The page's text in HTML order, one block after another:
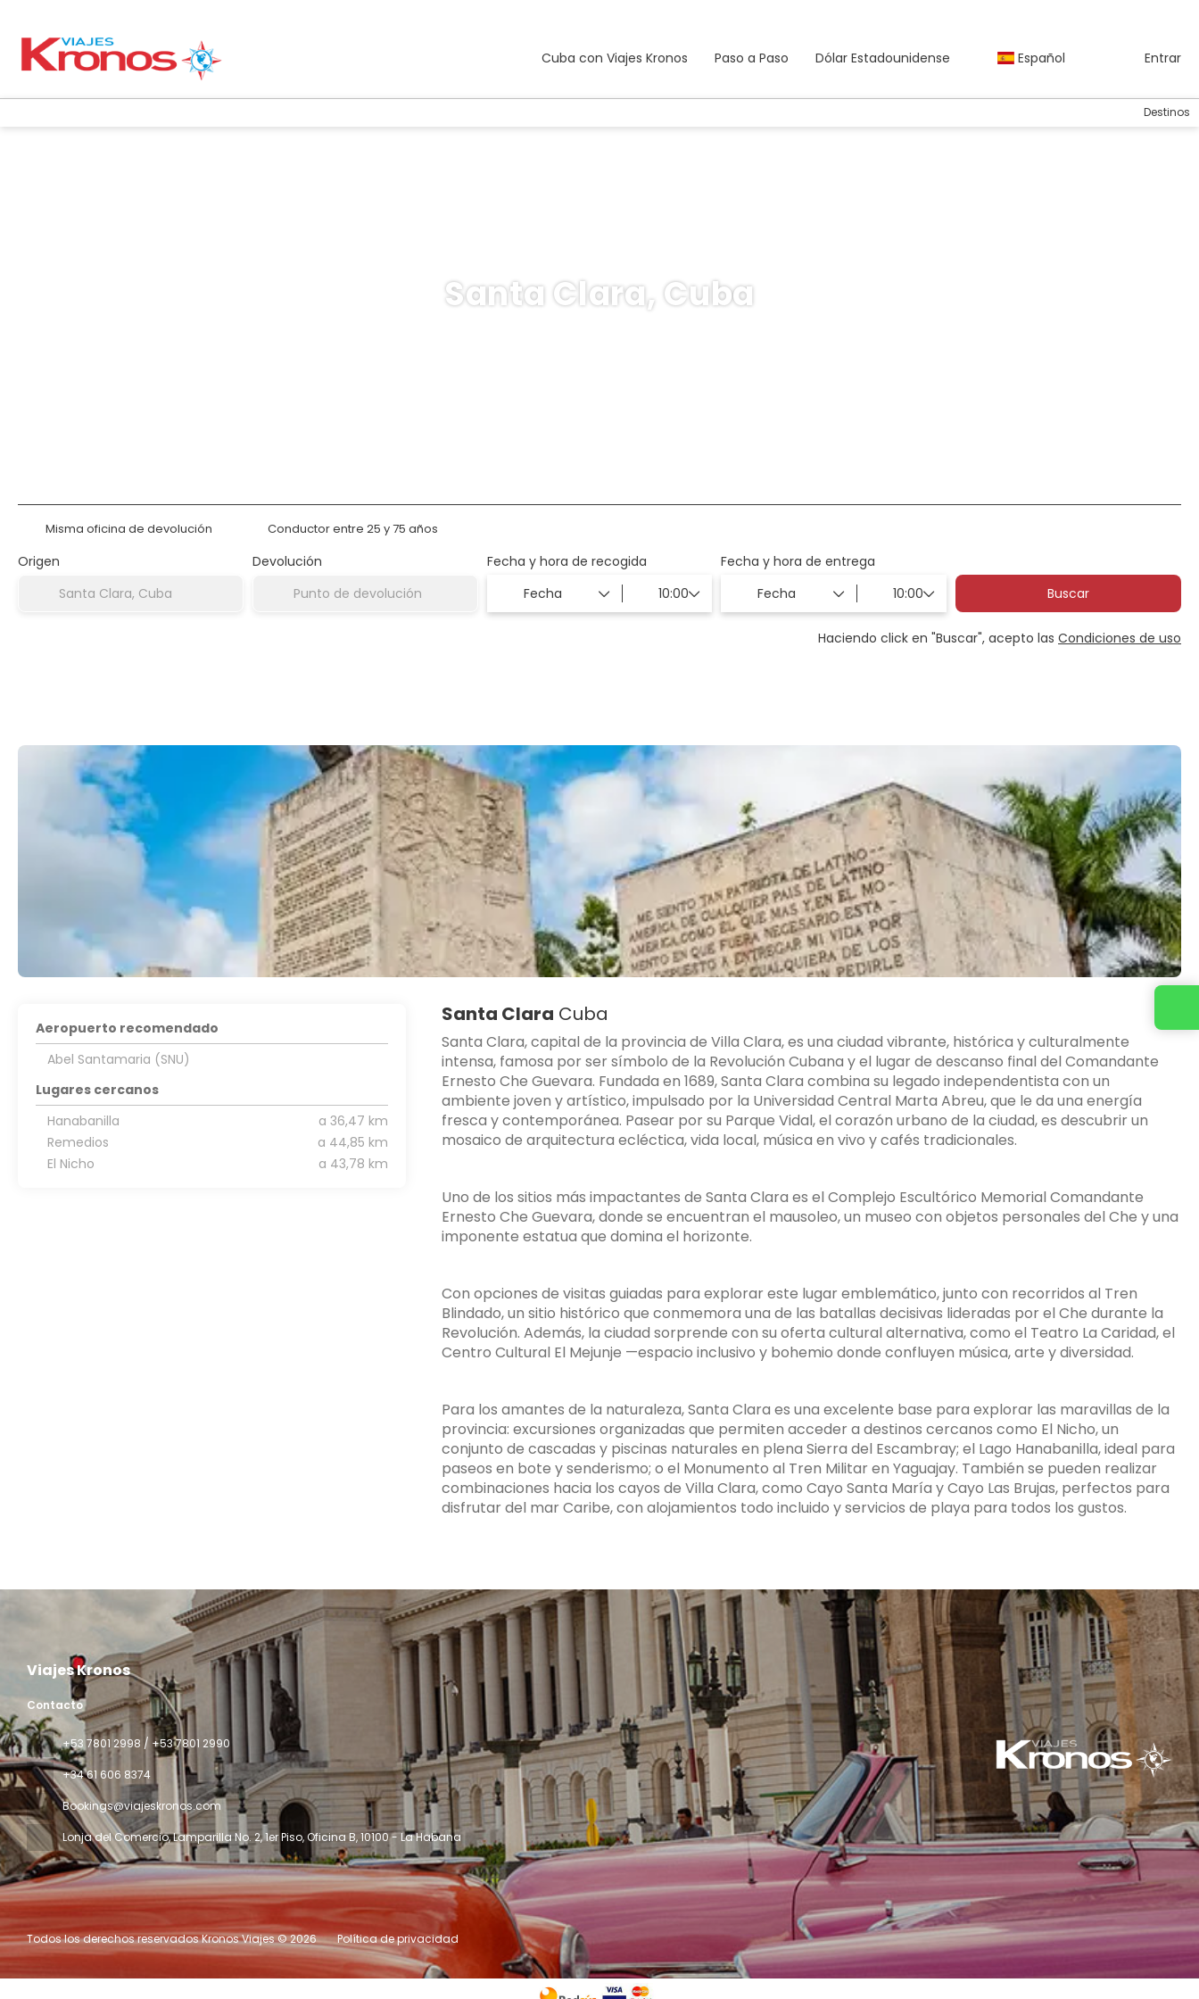
Cuba con Viajes Kronos Paso a Paso Dólar Estadounidense Español Entrar
Destinos
Santa Clara, Cuba
Misma oficina de devolución Conductor entre 25 y 75 años
Origen Devolución Fecha y hora de recogida
Fecha y hora de entrega
Buscar
Haciendo click en "Buscar", acepto las Condiciones de uso
Santa Clara Cuba
Santa Clara, capital de la provincia de Villa Clara, es una ciudad vibrante, histórica y culturalmente
intensa, famosa por ser símbolo de la Revolución Cubana y el lugar de descanso final del Comandante
Ernesto Che Guevara. Fundada en 1689, Santa Clara combina su legado independentista con un
ambiente joven y artístico, impulsado por la Universidad Central Marta Abreu, que le da una energía
fresca y contemporánea. Pasear por su Parque Vidal, el corazón urbano de la ciudad, es descubrir un
mosaico de arquitectura ecléctica, vida local, música en vivo y cafés tradicionales.
Uno de los sitios más impactantes de Santa Clara es el Complejo Escultórico Memorial Comandante
Ernesto Che Guevara, donde se encuentran el mausoleo, un museo con objetos personales del Che y una
imponente estatua que domina el horizonte.
Con opciones de visitas guiadas para explorar este lugar emblemático, junto con recorridos al Tren
Blindado, un sitio histórico que conmemora una de las batallas decisivas lideradas por el Che durante la
Revolución. Además, la ciudad sorprende con su oferta cultural alternativa, como el Teatro La Caridad, el
Centro Cultural El Mejunje —espacio inclusivo y bohemio donde confluyen música, arte y diversidad.
Para los amantes de la naturaleza, Santa Clara es una excelente base para explorar las maravillas de la
provincia: excursiones organizadas que permiten acceder a destinos cercanos como El Nicho, un
conjunto de cascadas y piscinas naturales en plena Sierra del Escambray; el Lago Hanabanilla, ideal para
paseos en bote y senderismo; o el Monumento al Tren Militar en Yaguajay. También se pueden realizar
combinaciones hacia los cayos de Villa Clara, como Cayo Santa María y Cayo Las Brujas, perfectos para
disfrutar del mar Caribe, con alojamientos todo incluido y servicios de playa para todos los gustos.
Aeropuerto recomendado
Abel Santamaria (SNU)
Lugares cercanos
Hanabanilla
a 36,47 km
Remedios
a 44,85 km
El Nicho
a 43,78 km
Viajes Kronos
Contacto
‎+53 7801 2998 / +53 7801 2990
+34 61 606 8374
Bookings@viajeskronos.com
Lonja del Comercio, Lamparilla No. 2, 1er Piso, Oficina B, 10100 - La Habana
Todos los derechos reservados Kronos Viajes © 2026 Política de privacidad